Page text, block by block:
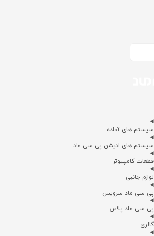
سیستم های آماده
سیستم های ادیشن پی سی ماد
قطعات کامپیوتر
لوازم جانبی
پی سی ماد سرویس
پی سی ماد پلاس
گالری